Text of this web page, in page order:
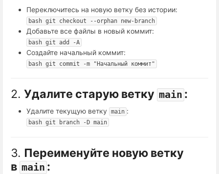
Переключитесь на новую ветку без истории:
bash git checkout --orphan new-branch
Добавьте все файлы в новый коммит:
bash git add -A
Создайте начальный коммит:
bash git commit -m "Начальный коммит"
2. Удалите старую ветку main :
Удалите текущую ветку main :
bash git branch -D main
3. Переименуйте новую ветку
в main :